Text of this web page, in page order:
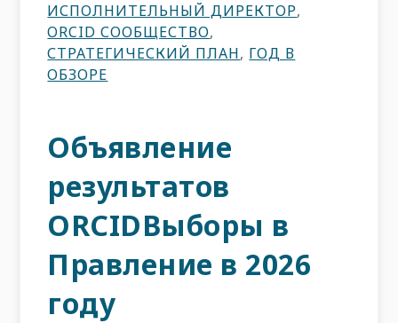
ИСПОЛНИТЕЛЬНЫЙ ДИРЕКТОР,
ORCID СООБЩЕСТВО,
СТРАТЕГИЧЕСКИЙ ПЛАН, ГОД В
ОБЗОРЕ
Объявление
результатов
ORCIDВыборы в
Правление в 2026
году